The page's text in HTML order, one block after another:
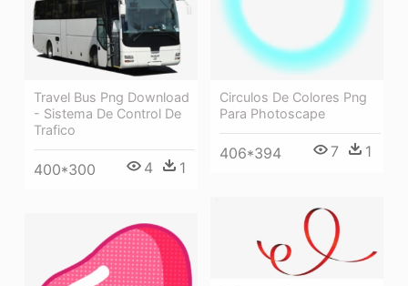
Circulos De Colores Png
Para Photoscape
406*394 7 1
Travel Bus Png Download
- Sistema De Control De
Trafico
400*300 4 1